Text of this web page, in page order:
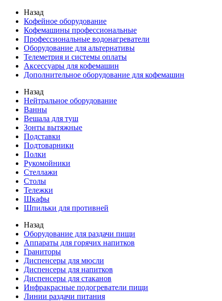
Назад
Кофейное оборудование
Кофемашины профессиональные
Профессиональные водонагреватели
Оборудование для альтернативы
Телеметрия и системы оплаты
Аксессуары для кофемашин
Дополнительное оборудование для кофемашин
Назад
Нейтральное оборудование
Ванны
Вешала для туш
Зонты вытяжные
Подставки
Подтоварники
Полки
Рукомойники
Стеллажи
Столы
Тележки
Шкафы
Шпильки для противней
Назад
Оборудование для раздачи пищи
Аппараты для горячих напитков
Граниторы
Диспенсеры для мюсли
Диспенсеры для напитков
Диспенсеры для стаканов
Инфракрасные подогреватели пищи
Линии раздачи питания